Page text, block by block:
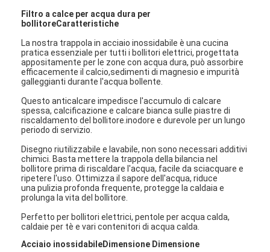
Filtro a calce per acqua dura per
bollitoreCaratteristiche
La nostra trappola in acciaio inossidabile è una cucina
pratica essenziale per tutti i bollitori elettrici, progettata
appositamente per le zone con acqua dura, può assorbire
efficacemente il calcio,sedimenti di magnesio e impurità
galleggianti durante l'acqua bollente.
Questo anticalcare impedisce l'accumulo di calcare
spessa, calcificazione e calcare bianca sulle piastre di
riscaldamento del bollitore.inodore e durevole per un lungo
periodo di servizio.
Disegno riutilizzabile e lavabile, non sono necessari additivi
chimici. Basta mettere la trappola della bilancia nel
bollitore prima di riscaldare l'acqua, facile da sciacquare e
ripetere l'uso. Ottimizza il sapore dell'acqua, riduce
una pulizia profonda frequente, protegge la caldaia e
prolunga la vita del bollitore.
Perfetto per bollitori elettrici, pentole per acqua calda,
caldaie per tè e vari contenitori di acqua calda.
Acciaio inossidabileDimensione Dimensione